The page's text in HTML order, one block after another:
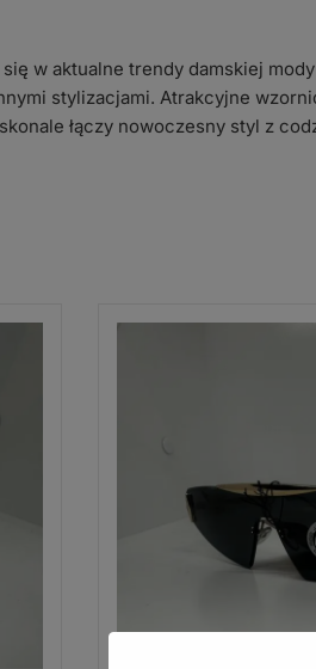
w aktualne trendy damskiej
stylizacjami. Atrakcyjne
łączy nowoczesny styl z